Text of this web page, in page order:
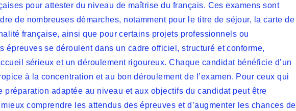
pour attester du niveau de maîtrise du français. Ces examens sont
de nombreuses démarches, notamment pour le titre de séjour, la carte de
française, ainsi que pour certains projets professionnels ou
épreuves se déroulent dans un cadre officiel, structuré et conforme,
sérieux et un déroulement rigoureux. Chaque candidat bénéficie d’un
à la concentration et au bon déroulement de l’examen. Pour ceux qui
préparation adaptée au niveau et aux objectifs du candidat peut être
comprendre les attendus des épreuves et d’augmenter les chances de